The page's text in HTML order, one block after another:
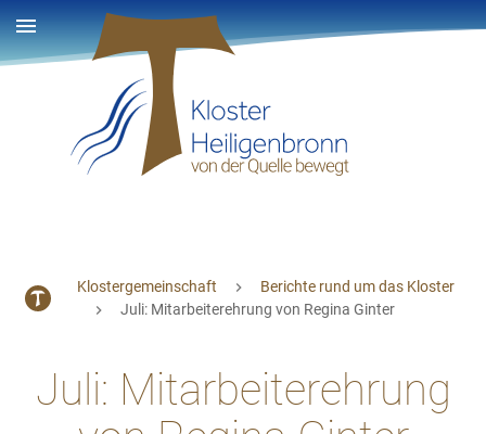
Klostergemeinschaft
Berichte rund um das Kloster
Juli: Mitarbeiterehrung von Regina Ginter
Juli: Mitarbeiterehrung